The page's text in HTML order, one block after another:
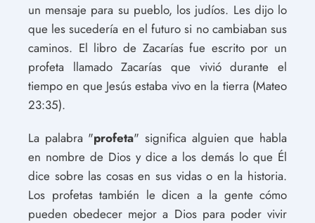
un mensaje para su pueblo, los judíos. Les dijo lo
que les sucedería en el futuro si no cambiaban sus
caminos. El libro de Zacarías fue escrito por un
profeta llamado Zacarías que vivió durante el
tiempo en que Jesús estaba vivo en la tierra (Mateo
23:35).
La palabra "profeta" significa alguien que habla
en nombre de Dios y dice a los demás lo que Él
dice sobre las cosas en sus vidas o en la historia.
Los profetas también le dicen a la gente cómo
pueden obedecer mejor a Dios para poder vivir